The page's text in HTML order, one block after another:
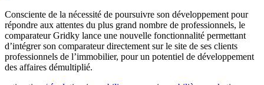
Consciente de la nécessité de poursuivre son développement pour
répondre aux attentes du plus grand nombre de professionnels, le
comparateur Gridky lance une nouvelle fonctionnalité permettant
d’intégrer son comparateur directement sur le site de ses clients
professionnels de l’immobilier, pour un potentiel de développement
des affaires démultiplié.